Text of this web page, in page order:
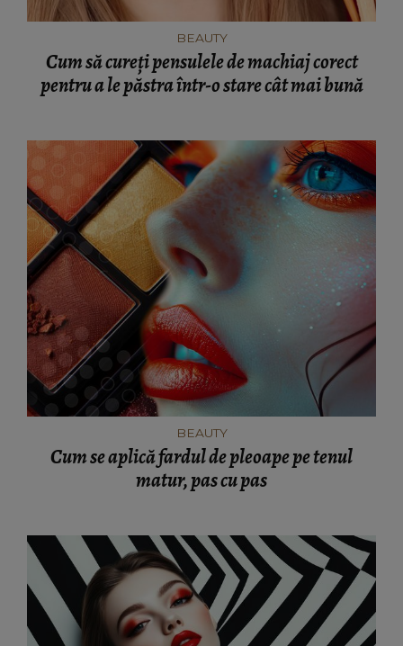
BEAUTY
Cum să cureți pensulele de machiaj corect
pentru a le păstra într-o stare cât mai bună
BEAUTY
Cum se aplică fardul de pleoape pe tenul
matur, pas cu pas